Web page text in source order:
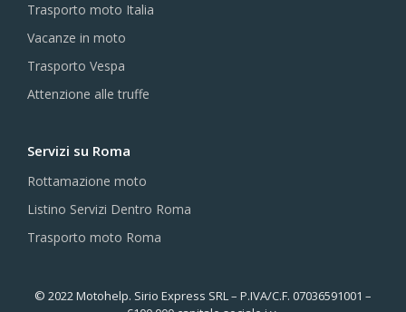
Trasporto moto Italia
Vacanze in moto
Trasporto Vespa
Attenzione alle truffe
Servizi su Roma
Rottamazione moto
Listino Servizi Dentro Roma
Trasporto moto Roma
© 2022 Motohelp. Sirio Express SRL – P.IVA/C.F. 07036591001 –